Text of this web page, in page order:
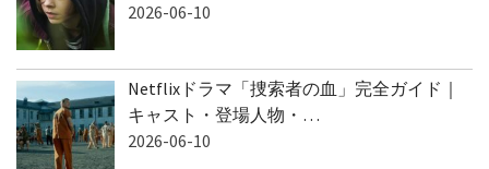
ズン3で完結へ｜20…
Netflixドラマ「捜索者の血」完全ガイド｜
キャスト・登場人物・…